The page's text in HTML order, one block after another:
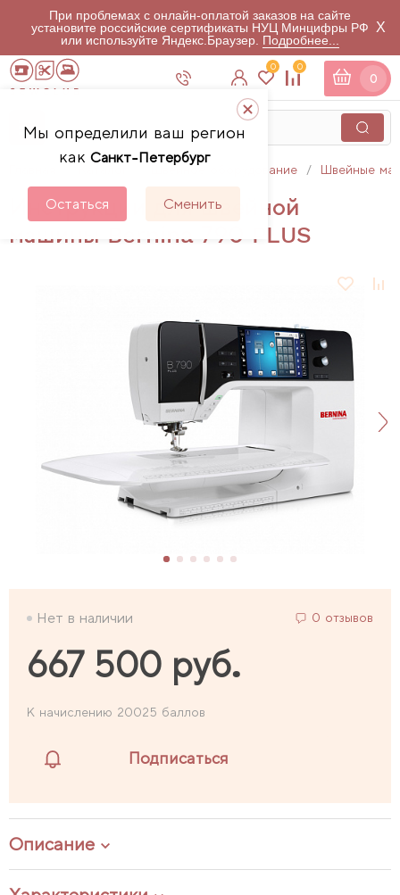
При проблемах с онлайн-оплатой заказов на сайте
установите российские сертификаты НУЦ Минцифры РФ
или используйте Яндекс.Браузер. Подробнее...
X
Мы определили ваш регион
как Санкт-Петербург
Остаться Сменить
0 0
0
Швейное оборудование Швейные
Инструкции для швейной
машины Bernina 790 PLUS
Нет в наличии 0 отзывов
667 500 руб.
К начислению 20025 баллов
Подписаться
Описание